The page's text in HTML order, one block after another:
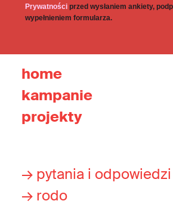
Prywatności przed wysłaniem ankiety,
wypełnieniem formularza.
home
kampanie
projekty
→ pytania i odpowiedzi
→ rodo